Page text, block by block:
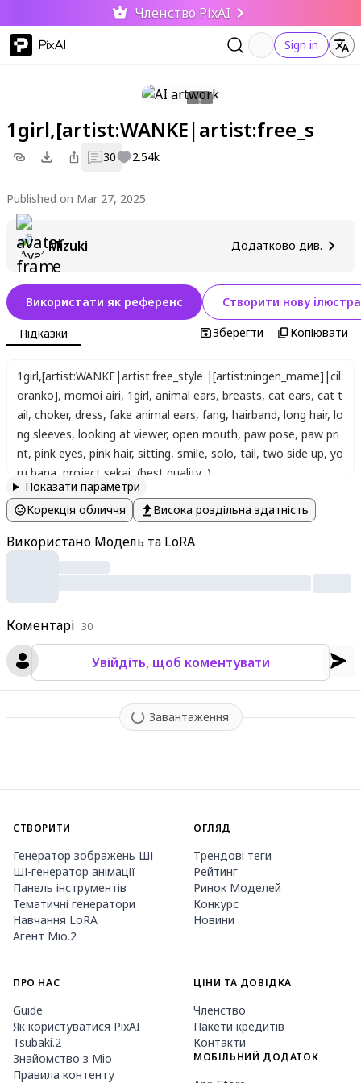
Членство PixAI
PixAI Sign in
1girl,[artist:WANKE|artist:free_s
30 2.54k
Published on Mar 27, 2025
Mizuki Додатково див.
Коментарі 30
Увійдіть, щоб коментувати
Завантаження
Використати як референс Створити нову
Підказки Зберегти Копіювати
1girl,[artist:WANKE|artist:free_style |[artist:ningen_mame]|cil
oranko], momoi airi, 1girl, animal ears, breasts, cat ears, cat t
ail, choker, dress, fake animal ears, fang, hairband, long hair, lo
ng sleeves, looking at viewer, open mouth, paw pose, paw pri
nt, pink eyes, pink hair, sitting, smile, solo, tail, two side up, yo
ru bana project sekai (best quality, )
Показати параметри
Корекція обличчя
Висока роздільна здатність
Використано Модель та LoRA
СТВОРИТИ
Генератор зображень ШІ
ШІ-генератор анімації
Панель інструментів
Тематичні генератори
Навчання LoRA
Агент Mio.2
ОГЛЯД
Трендові теги
Рейтинг
Ринок Моделей
Конкурс
Новини
ПРО НАС
Guide
Як користуватися PixAI
Tsubaki.2
Знайомство з Mio
Правила контенту
ЦІНИ ТА ДОВІДКА
Членство
Пакети кредитів
Контакти
МОБІЛЬНИЙ ДОДАТОК